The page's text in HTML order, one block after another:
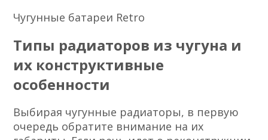
Чугунные батареи Retro
Типы радиаторов из чугуна и
их конструктивные
особенности
Выбирая чугунные радиаторы, в первую
очередь обратите внимание на их